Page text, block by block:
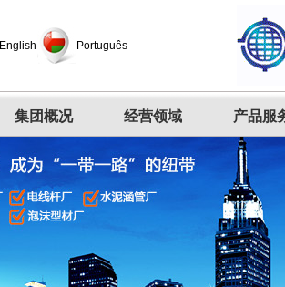
English Português
集团概况 经营领域 产品服